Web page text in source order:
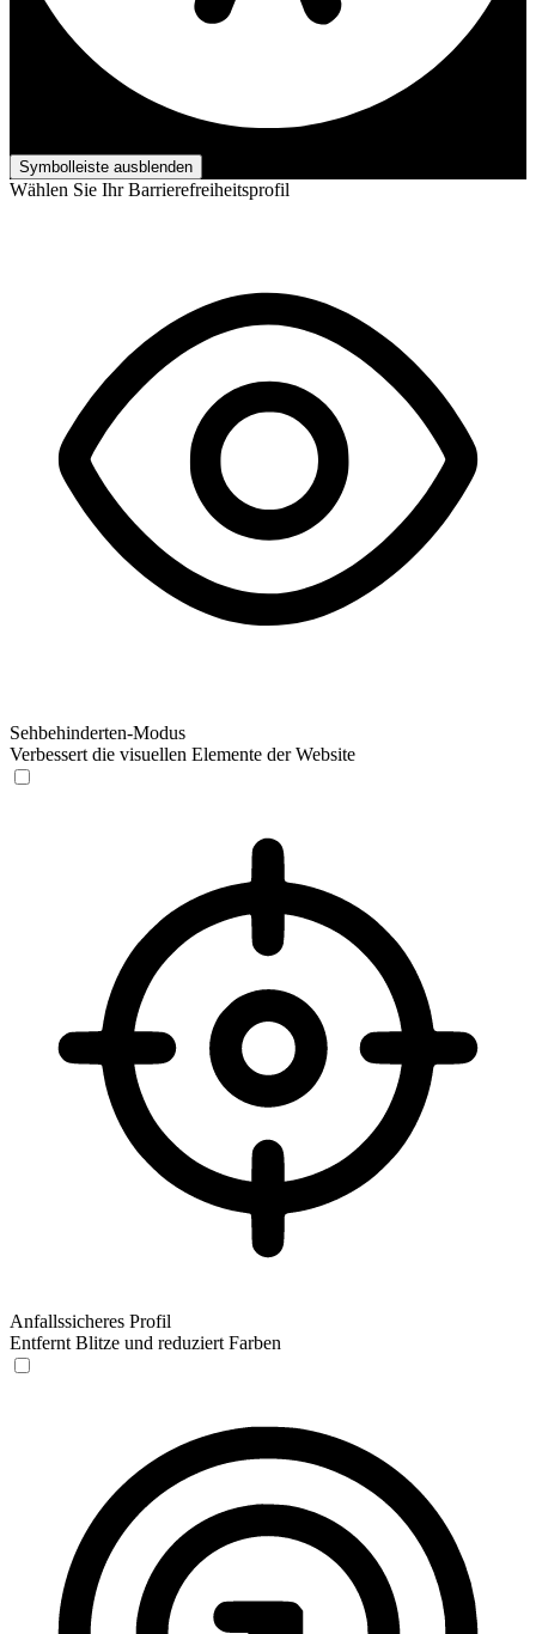
Symbolleiste ausblenden
Wählen Sie Ihr Barrierefreiheitsprofil
Sehbehinderten-Modus
Verbessert die visuellen Elemente der Website
Anfallssicheres Profil
Entfernt Blitze und reduziert Farben